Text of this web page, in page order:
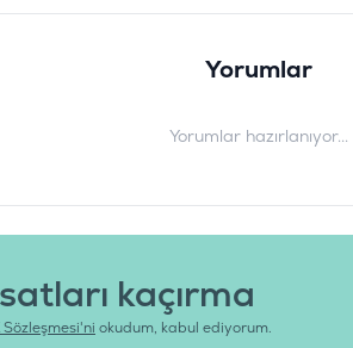
Yorumlar
Yorumlar hazırlanıyor...
kaçırma
Sözleşmesi'ni okudum, kabul ediyorum.